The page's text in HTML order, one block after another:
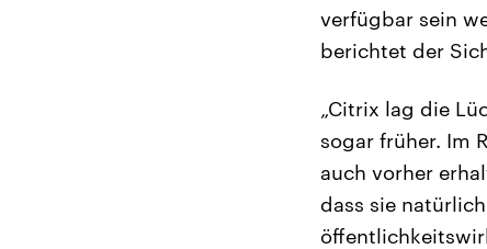
verfügbar sein
berichtet der
„Citrix lag die
sogar früher. Im
auch vorher
dass sie